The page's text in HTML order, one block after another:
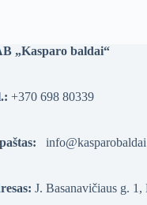
„Kasparo baldai“
+370 698 80339
J. Basanavičiaus g. 1,